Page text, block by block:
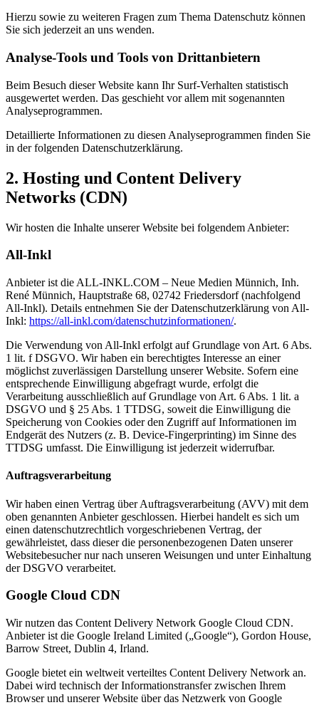
Hierzu sowie zu weiteren Fragen zum Thema Datenschutz können
Sie sich jederzeit an uns wenden.
Analyse-Tools und Tools von Dritt­anbietern
Beim Besuch dieser Website kann Ihr Surf-Verhalten statistisch
ausgewertet werden. Das geschieht vor allem mit sogenannten
Analyseprogrammen.
Detaillierte Informationen zu diesen Analyseprogrammen finden Sie
in der folgenden Datenschutzerklärung.
2. Hosting und Content Delivery
Networks (CDN)
Wir hosten die Inhalte unserer Website bei folgendem Anbieter:
All-Inkl
Anbieter ist die ALL-INKL.COM – Neue Medien Münnich, Inh.
René Münnich, Hauptstraße 68, 02742 Friedersdorf (nachfolgend
All-Inkl). Details entnehmen Sie der Datenschutzerklärung von All-
Inkl: https://all-inkl.com/datenschutzinformationen/.
Die Verwendung von All-Inkl erfolgt auf Grundlage von Art. 6 Abs.
1 lit. f DSGVO. Wir haben ein berechtigtes Interesse an einer
möglichst zuverlässigen Darstellung unserer Website. Sofern eine
entsprechende Einwilligung abgefragt wurde, erfolgt die
Verarbeitung ausschließlich auf Grundlage von Art. 6 Abs. 1 lit. a
DSGVO und § 25 Abs. 1 TTDSG, soweit die Einwilligung die
Speicherung von Cookies oder den Zugriff auf Informationen im
Endgerät des Nutzers (z. B. Device-Fingerprinting) im Sinne des
TTDSG umfasst. Die Einwilligung ist jederzeit widerrufbar.
Auftragsverarbeitung
Wir haben einen Vertrag über Auftragsverarbeitung (AVV) mit dem
oben genannten Anbieter geschlossen. Hierbei handelt es sich um
einen datenschutzrechtlich vorgeschriebenen Vertrag, der
gewährleistet, dass dieser die personenbezogenen Daten unserer
Websitebesucher nur nach unseren Weisungen und unter Einhaltung
der DSGVO verarbeitet.
Google Cloud CDN
Wir nutzen das Content Delivery Network Google Cloud CDN.
Anbieter ist die Google Ireland Limited („Google“), Gordon House,
Barrow Street, Dublin 4, Irland.
Google bietet ein weltweit verteiltes Content Delivery Network an.
Dabei wird technisch der Informationstransfer zwischen Ihrem
Browser und unserer Website über das Netzwerk von Google